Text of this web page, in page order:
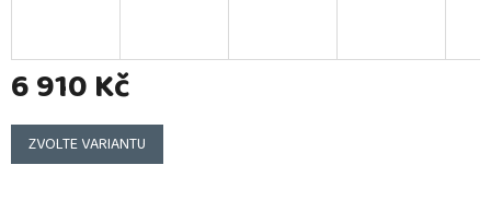
6 910 Kč
Měrná
cena:
ZVOLTE VARIANTU